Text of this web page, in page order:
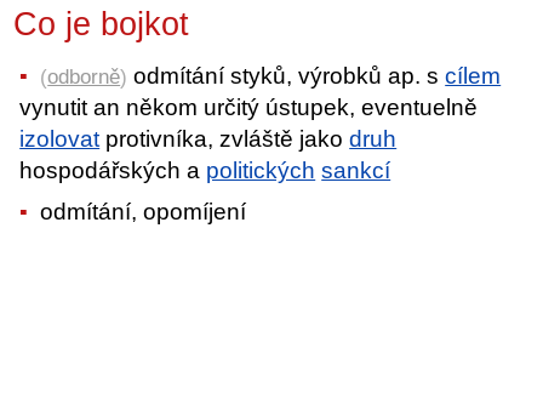
Co je bojkot
(odborně) odmítání styků, výrobků ap. scílem
vynutit an někom určitý ústupek, eventuelně
izolovat protivníka, zvláště jakodruh
hospodářských a politických sankcí
odmítání, opomíjení